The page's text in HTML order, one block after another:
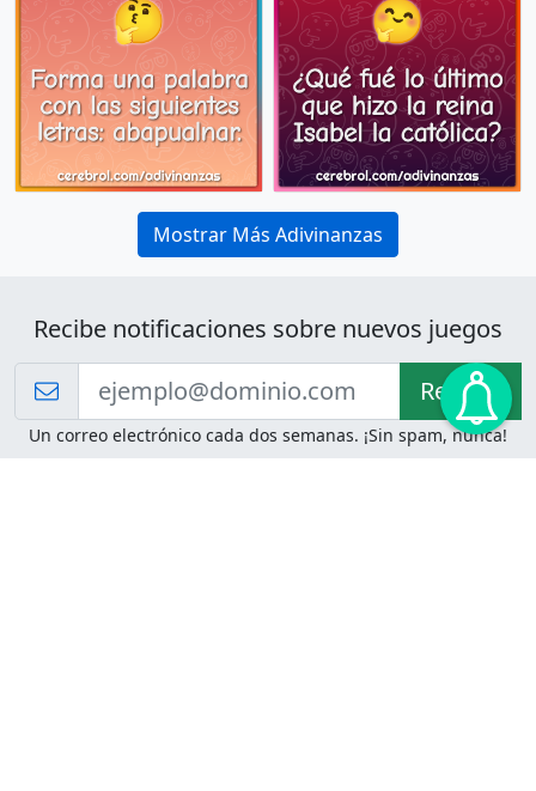
Mostrar Más Adivinanzas
Recibe notificaciones sobre nuevos juegos
Recibir!
Un correo electrónico cada dos semanas. ¡Sin spam, nunca!